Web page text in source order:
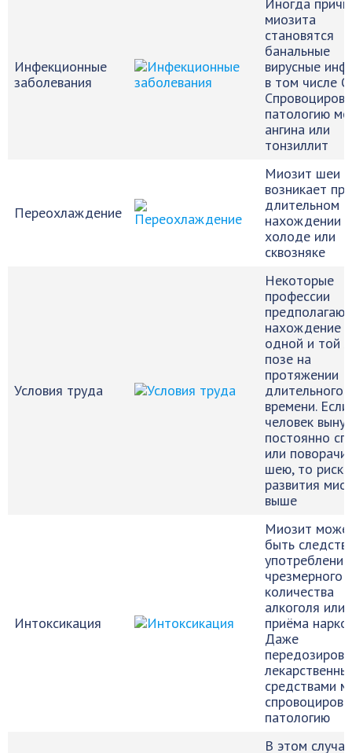
Инфекционные
заболевания
миозита
становятся
банальные
вирусные
в том числе
патологию
ангина или
тонзиллит
Переохлаждение
Миозит шеи
возникает при
длительном
нахождении
холоде или
сквозняке
Условия труда
Некоторые
профессии
предполагают
нахождение в
одной и той
позе на
протяжении
длительного
времени. Если
человек
постоянно
или
шею, то риск
развития
выше
Интоксикация
Миозит
быть
употребление
чрезмерного
количества
алкоголя или
приёма
Даже
средствами
патологию
В этом случае